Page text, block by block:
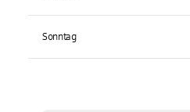
Sonntag